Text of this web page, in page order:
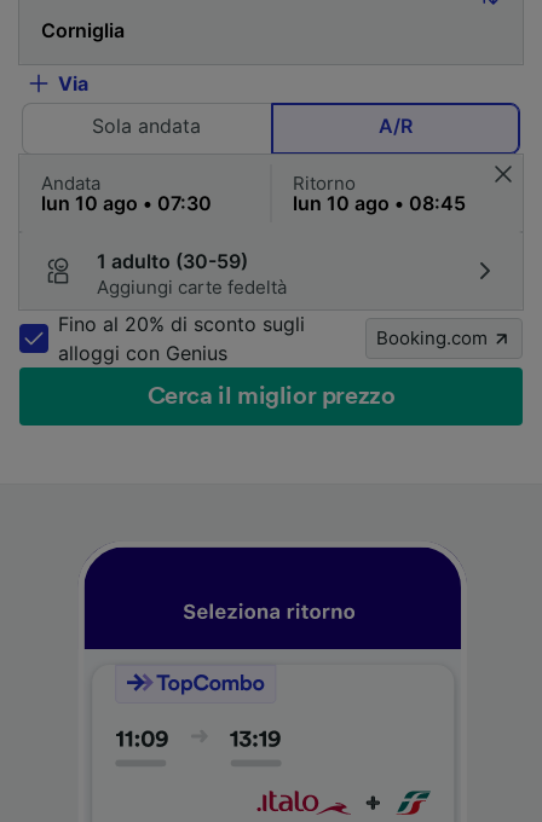
Via
Sola andata
A/R
Andata Ritorno
1 adulto (30-59)
Aggiungi carte fedeltà
Fino al 20% di sconto sugli
alloggi con Genius
Booking.com
Cerca il miglior prezzo